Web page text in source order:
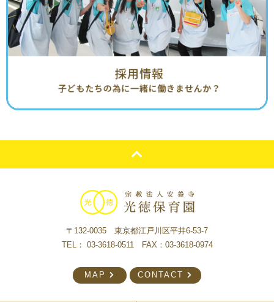
〒132-0035 東京都江戸川区平井6-53-7
TEL： 03-3618-0511 FAX：03-3618-0974
MAP CONTACT